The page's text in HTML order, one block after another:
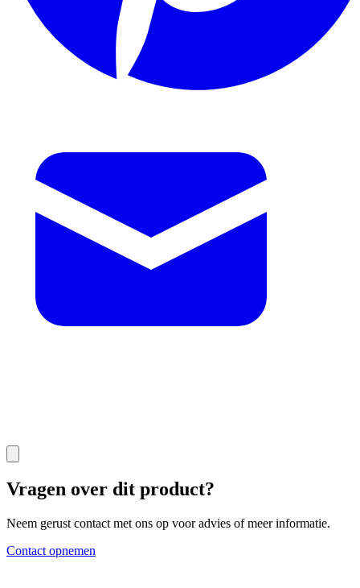
Vragen over dit product?
Neem gerust contact met ons op voor advies of meer informatie.
Contact opnemen